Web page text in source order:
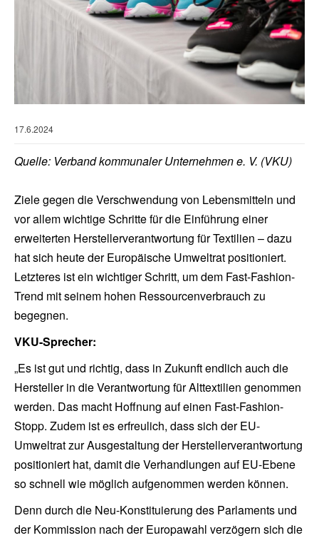
17.6.2024
Quelle: Verband kommunaler Unternehmen e. V. (VKU)
Ziele gegen die Verschwendung von Lebensmitteln und
vor allem wichtige Schritte für die Einführung einer
erweiterten Herstellerverantwortung für Textilien – dazu
hat sich heute der Europäische Umweltrat positioniert.
Letzteres ist ein wichtiger Schritt, um dem Fast-Fashion-
Trend mit seinem hohen Ressourcenverbrauch zu
begegnen.
VKU-Sprecher:
„Es ist gut und richtig, dass in Zukunft endlich auch die
Hersteller in die Verantwortung für Alttextilien genommen
werden. Das macht Hoffnung auf einen Fast-Fashion-
Stopp. Zudem ist es erfreulich, dass sich der EU-
Umweltrat zur Ausgestaltung der Herstellerverantwortung
positioniert hat, damit die Verhandlungen auf EU-Ebene
so schnell wie möglich aufgenommen werden können.
Denn durch die Neu-Konstituierung des Parlaments und
der Kommission nach der Europawahl verzögern sich die